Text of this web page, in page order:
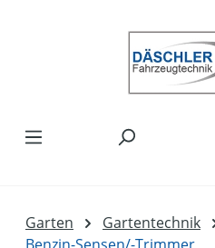
Garten Gartentechnik